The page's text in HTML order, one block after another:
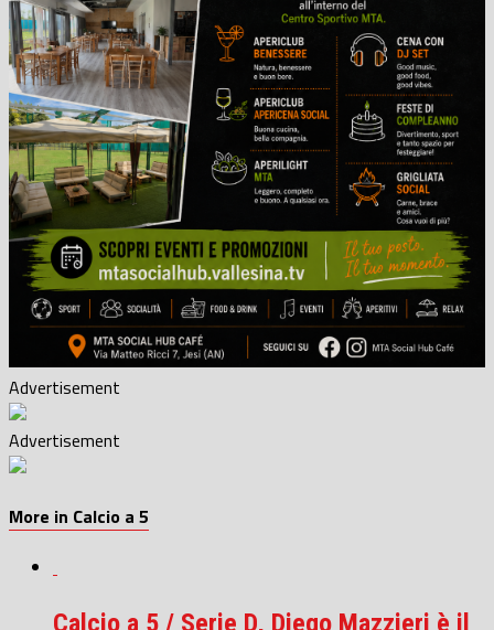
Advertisement
Advertisement
More in Calcio a 5
Calcio a 5 / Serie D, Diego Mazzieri è il